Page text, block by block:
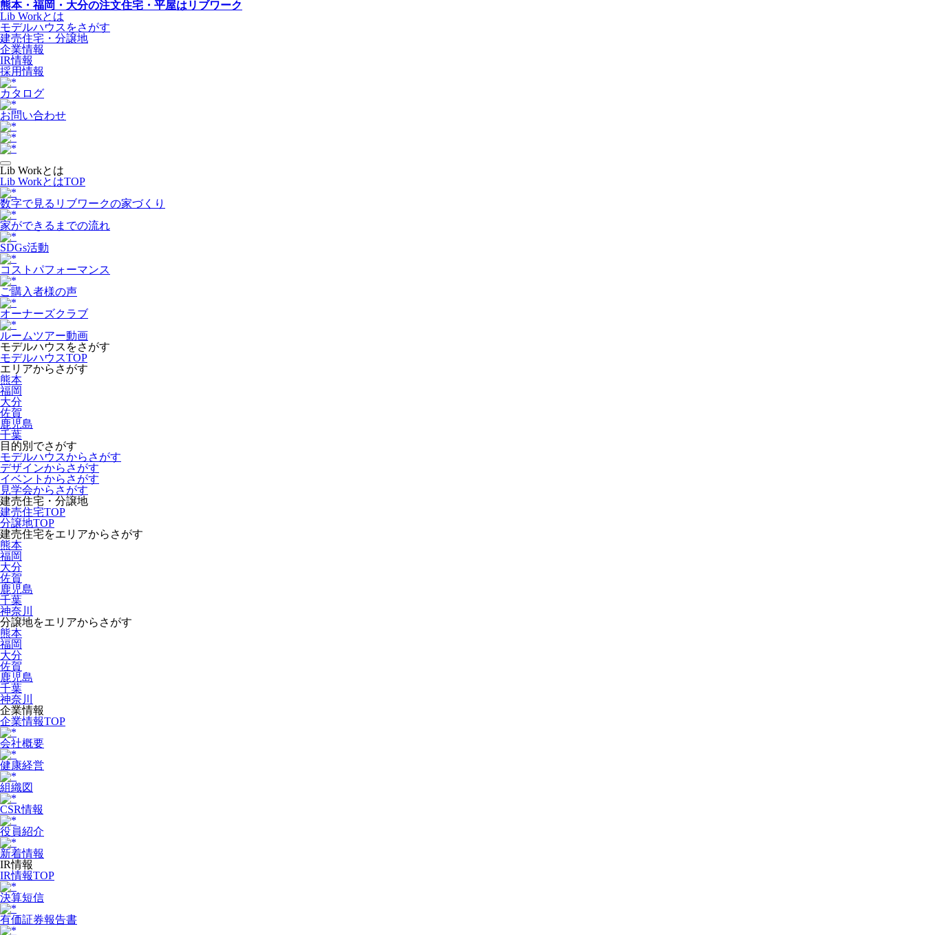
熊本・福岡・大分の注文住宅・平屋はリブワーク
Lib Workとは
モデルハウスをさがす
建売住宅・分譲地
企業情報
IR情報
採用情報
カタログ
お問い合わせ
Lib Workとは
Lib WorkとはTOP
数字で⾒るリブワークの家づくり
家ができるまでの流れ
SDGs活動
コストパフォーマンス
ご購入者様の声
オーナーズクラブ
ルームツアー動画
モデルハウスをさがす
モデルハウスTOP
エリアからさがす
熊本
福岡
大分
佐賀
鹿児島
千葉
目的別でさがす
モデルハウスからさがす
デザインからさがす
イベントからさがす
見学会からさがす
建売住宅・分譲地
建売住宅TOP
分譲地TOP
建売住宅をエリアからさがす
熊本
福岡
大分
佐賀
鹿児島
千葉
神奈川
分譲地をエリアからさがす
熊本
福岡
大分
佐賀
鹿児島
千葉
神奈川
企業情報
企業情報TOP
会社概要
健康経営
組織図
CSR情報
役員紹介
新着情報
IR情報
IR情報TOP
決算短信
有価証券報告書